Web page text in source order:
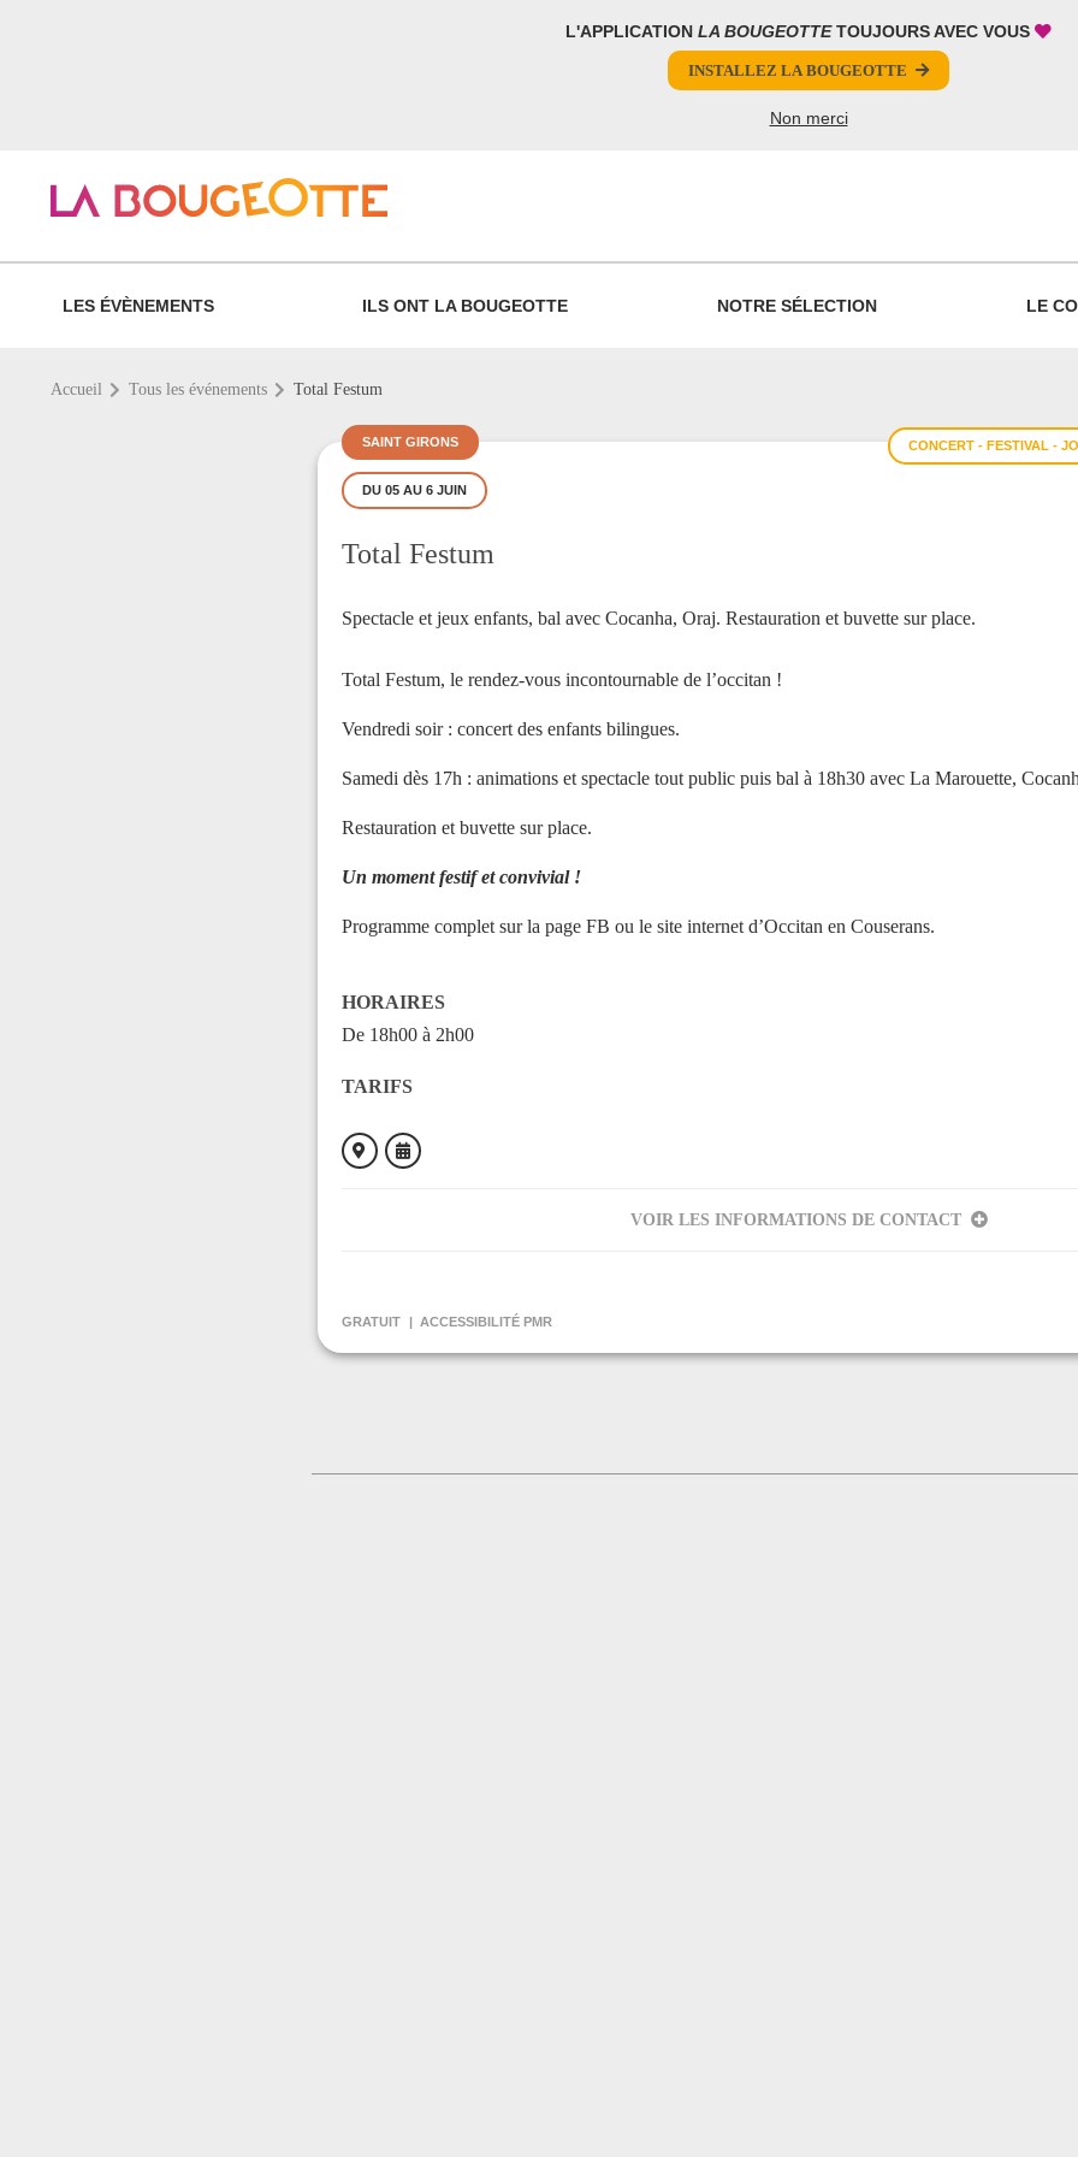
L'APPLICATION LA BOUGEOTTETOUJOURS AVEC VOUS
INSTALLEZ LA BOUGEOTTE
Non merci
LES ÉVÈNEMENTS ILS ONT LA BOUGEOTTE NOTRE SÉLECTION LE
Accueil Tous les événements Total Festum
CONCERT - FESTIVAL -
SAINT GIRONS
DU 05 AU 6 JUIN
Total Festum
Spectacle et jeux enfants, bal avec Cocanha, Oraj. Restauration et buvette sur place.
Total Festum, le rendez-vous incontournable de l’occitan !
Vendredi soir : concert des enfants bilingues.
Samedi dès 17h : animations et spectacle tout public puis bal à 18h30 avec La Marouette,
Restauration et buvette sur place.
Un moment festif et convivial !
Programme complet sur la page FB ou le site internet d’Occitan en Couserans.
HORAIRES
De 18h00 à 2h00
TARIFS
VOIR LES INFORMATIONS DE CONTACT
Parc des expositions
GRATUIT ACCESSIBILITÉ PMR
PARTAGER